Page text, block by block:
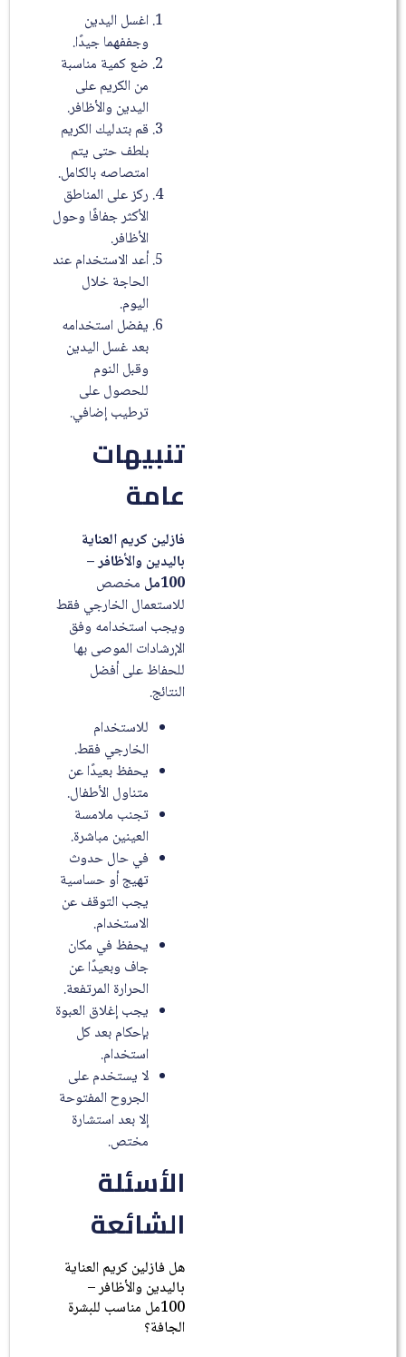
اغسل اليدين
وجففهما جيدًا.
ضع كمية مناسبة
من الكريم على
اليدين والأظافر.
قم بتدليك الكريم
بلطف حتى يتم
امتصاصه بالكامل.
ركز على المناطق
الأكثر جفافًا وحول
الأظافر.
أعد الاستخدام عند
الحاجة خلال
اليوم.
يفضل استخدامه
بعد غسل اليدين
وقبل النوم
للحصول على
ترطيب إضافي.
تنبيهات
عامة
فازلين كريم العناية
باليدين والأظافر –
100مل
مخصص
للاستعمال الخارجي فقط
ويجب استخدامه وفق
الإرشادات الموصى بها
للحفاظ على أفضل
النتائج.
للاستخدام
الخارجي فقط.
يحفظ بعيدًا عن
متناول الأطفال.
تجنب ملامسة
العينين مباشرة.
في حال حدوث
تهيج أو حساسية
يجب التوقف عن
الاستخدام.
يحفظ في مكان
جاف وبعيدًا عن
الحرارة المرتفعة.
يجب إغلاق العبوة
بإحكام بعد كل
استخدام.
لا يستخدم على
الجروح المفتوحة
إلا بعد استشارة
مختص.
الأسئلة
الشائعة
هل فازلين كريم العناية
باليدين والأظافر –
100مل مناسب للبشرة
الجافة؟